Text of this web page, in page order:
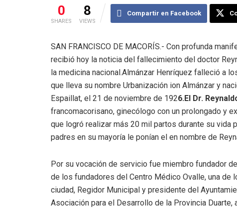
0
SHARES
8
VIEWS
Compartir en Facebook
SAN FRANCISCO DE MACORÍS.- Con profunda
recibió hoy la noticia del fallecimiento del doctor
la medicina nacional.Almánzar Henríquez falleció a
que lleva su nombre Urbanización ion Almánzar y
Espaillat, el 21 de noviembre de 1926.El Dr.
francomacorisano, ginecólogo con un prolongado y
que logró realizar más 20 mil partos durante su
padres en su mayoría le ponían el en nombre de
Por su vocación de servicio fue miembro fundador
de los fundadores del Centro Médico Ovalle, una
ciudad, Regidor Municipal y presidente del
Asociación para el Desarrollo de la Provincia